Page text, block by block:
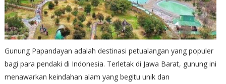
Gunung Papandayan adalah destinasi petualangan yang populer
bagi para pendaki di Indonesia. Terletak di Jawa Barat, gunung ini
menawarkan keindahan alam yang begitu unik dan